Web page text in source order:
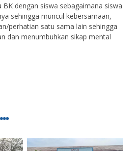
dengan siswa sebagaimana siswa
sehingga muncul kebersamaan,
perhatian satu sama lain sehingga
dan menumbuhkan sikap mental